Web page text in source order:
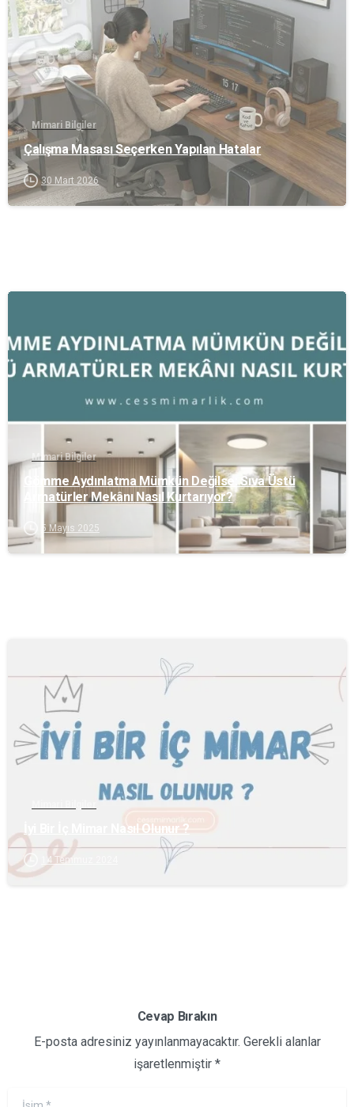
Mimari Bilgiler
Çalışma Masası Seçerken Yapılan Hatalar
30 Mart 2026
Mimari Bilgiler
Gömme Aydınlatma Mümkün Değilse: Sıva Üstü
Armatürler Mekânı Nasıl Kurtarıyor?
5 Mayıs 2025
İyi Bir İç Mimar Nasıl Olunur ?
14 Temmuz 2024
Cevap Bırakın
E-posta adresiniz yayınlanmayacaktır. Gerekli alanlar
işaretlenmiştir *
İsim